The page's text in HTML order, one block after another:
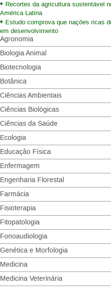
Recortes da agricultura sustentável
América Latina
Estudo comprova que nações ricas
em desenvolvimento
Agronomia
Biologia Animal
Biotecnologia
Botânica
Ciências Ambientais
Ciências Biológicas
Ciências da Saúde
Ecologia
Educação Física
Enfermagem
Engenharia Florestal
Farmácia
Fisioterapia
Fitopatologia
Fonoaudiologia
Genética e Morfologia
Medicina
Medicina Veterinária